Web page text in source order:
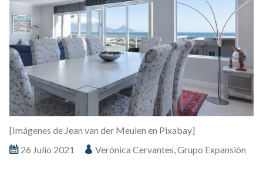
26 Julio 2021 Verónica Cervantes, Grupo Expansión
[Imágenes de Jean van der Meulen en Pixabay]